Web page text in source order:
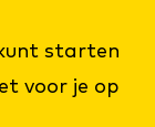
starten
voor je op